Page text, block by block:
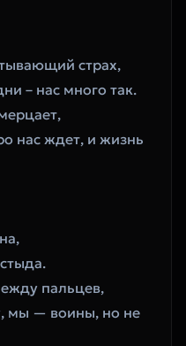
страх,
– нас много так.
нас ждет, и жизнь
пальцев,
мы — воины, но не